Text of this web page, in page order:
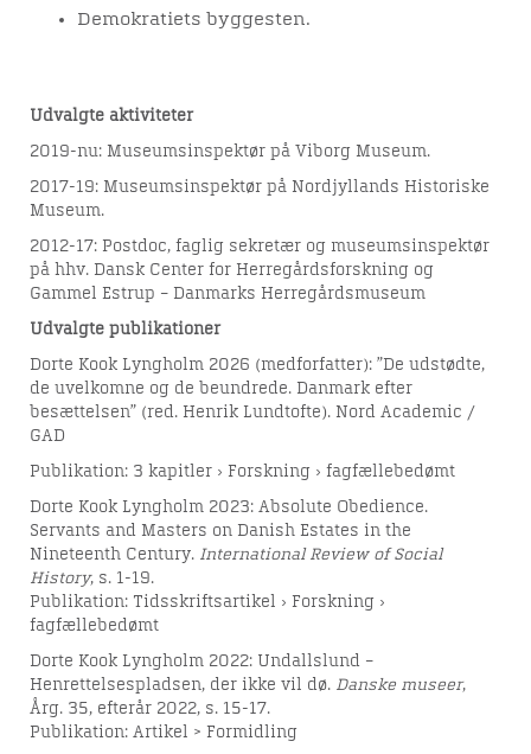
Demokratiets byggesten.
Udvalgte aktiviteter
2019-nu: Museumsinspektør på Viborg Museum.
2017-19: Museumsinspektør på Nordjyllands Historiske
Museum.
2012-17: Postdoc, faglig sekretær og museumsinspektør
på hhv. Dansk Center for Herregårdsforskning og
Gammel Estrup – Danmarks Herregårdsmuseum
Udvalgte publikationer
Dorte Kook Lyngholm 2026 (medforfatter): ”De udstødte,
de uvelkomne og de beundrede. Danmark efter
besættelsen” (red. Henrik Lundtofte). Nord Academic /
GAD
Publikation: 3 kapitler › Forskning › fagfællebedømt
Dorte Kook Lyngholm 2023: Absolute Obedience.
Servants and Masters on Danish Estates in the
Nineteenth Century. International Review of Social
History, s. 1-19.
Publikation: Tidsskriftsartikel › Forskning ›
fagfællebedømt
Dorte Kook Lyngholm 2022: Undallslund –
Henrettelsespladsen, der ikke vil dø. Danske museer,
Årg. 35, efterår 2022, s. 15-17.
Publikation: Artikel > Formidling